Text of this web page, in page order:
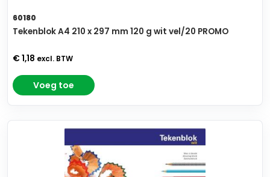
60180
Tekenblok A4 210 x 297 mm 120 g wit vel/20 PROMO
€ 1,18 excl. BTW
Voeg toe